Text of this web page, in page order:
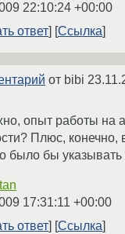
22:10:24 +00:00
ответ
Ссылка
от bibi
опыт работы на
Плюс, конечно,
было бы указывать
17:31:11 +00:00
ответ
Ссылка